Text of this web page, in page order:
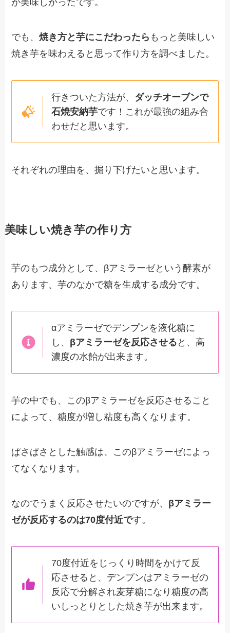
が美味しかったです。
でも、焼き方と芋にこだわったら もっと美味しい
焼き芋を味わえると思って作り方を調べました。
行きついた方法が、 ダッチオーブンで
石焼安納芋です！これが最強の組み合
わせだと思います。
それぞれの理由を、掘り下げたいと思います。
美味しい焼き芋の作り方
芋のもつ成分として、βアミラーゼという酵素が
あります、芋のなかで糖を生成する成分です。
αアミラーゼでデンプンを液化糖に
し、 βアミラーゼを反応させる と、高
濃度の水飴が出来ます。
芋の中でも、このβアミラーゼを反応させること
によって、糖度が増し粘度も高くなります。
ぱさぱさとした触感は、このβアミラーゼによっ
てなくなります。
なのでうまく反応させたいのですが、 βアミラー
ゼが反応するのは70度付近です。
70度付近をじっくり時間をかけて反
応させると、デンプンはアミラーゼの
反応で分解され麦芽糖になり糖度の高
いしっとりとした焼き芋が出来ます。